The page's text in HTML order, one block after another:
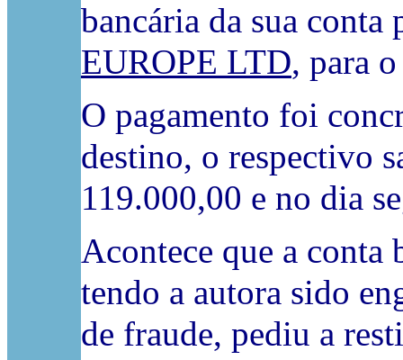
bancária da sua
EUROPE LTD, para
O pagamento foi
destino, o respectivo
119.000,00 e no dia
Acontece que a conta
tendo a autora sido
de fraude, pediu a